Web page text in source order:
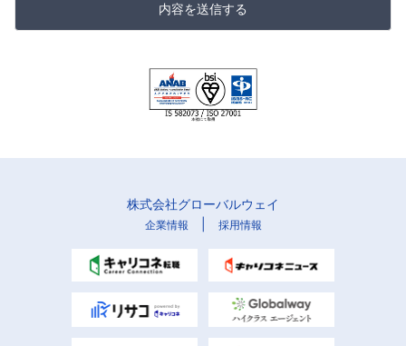
内容を送信する
株式会社グローバルウェイ
企業情報 採用情報